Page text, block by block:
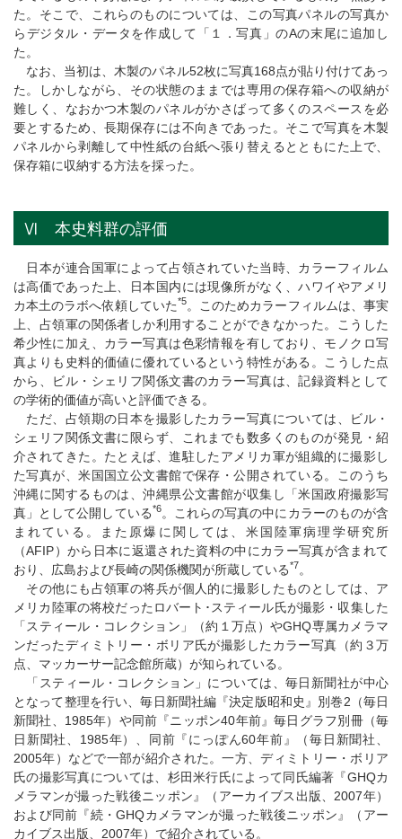
た。そこで、これらのものについては、この写真パネルの写真か
らデジタル・データを作成して「１．写真」のAの末尾に追加し
た。
なお、当初は、木製のパネル52枚に写真168点が貼り付けてあっ
た。しかしながら、その状態のままでは専用の保存箱への収納が
難しく、なおかつ木製のパネルがかさばって多くのスペースを必
要とするため、長期保存には不向きであった。そこで写真を木製
パネルから剥離して中性紙の台紙へ張り替えるとともにた上で、
保存箱に収納する方法を採った。
Ⅵ 本史料群の評価
日本が連合国軍によって占領されていた当時、カラーフィルム
は高価であった上、日本国内には現像所がなく、ハワイやアメリ
カ本土のラボへ依頼していた*5。このためカラーフィルムは、事実
上、占領軍の関係者しか利用することができなかった。こうした
希少性に加え、カラー写真は色彩情報を有しており、モノクロ写
真よりも史料的価値に優れているという特性がある。こうした点
から、ビル・シェリフ関係文書のカラー写真は、記録資料として
の学術的価値が高いと評価できる。
ただ、占領期の日本を撮影したカラー写真については、ビル・
シェリフ関係文書に限らず、これまでも数多くのものが発見・紹
介されてきた。たとえば、進駐したアメリカ軍が組織的に撮影し
た写真が、米国国立公文書館で保存・公開されている。このうち
沖縄に関するものは、沖縄県公文書館が収集し「米国政府撮影写
真」として公開している*6。これらの写真の中にカラーのものが含
まれている。また原爆に関しては、米国陸軍病理学研究所
（AFIP）から日本に返還された資料の中にカラー写真が含まれて
おり、広島および長崎の関係機関が所蔵している*7。
その他にも占領軍の将兵が個人的に撮影したものとしては、ア
メリカ陸軍の将校だったロバート･スティール氏が撮影・収集した
「スティール・コレクション」（約１万点）やGHQ専属カメラマ
ンだったディミトリー・ボリア氏が撮影したカラー写真（約３万
点、マッカーサー記念館所蔵）が知られている。
「スティール・コレクション」については、毎日新聞社が中心
となって整理を行い、毎日新聞社編『決定版昭和史』別巻2（毎日
新聞社、1985年）や同前『ニッポン40年前』毎日グラフ別冊（毎
日新聞社、1985年）、同前『にっぽん60年前』（毎日新聞社、
2005年）などで一部が紹介された。一方、ディミトリー・ボリア
氏の撮影写真については、杉田米行氏によって同氏編著『GHQカ
メラマンが撮った戦後ニッポン』（アーカイブス出版、2007年）
および同前『続・GHQカメラマンが撮った戦後ニッポン』（アー
カイブス出版、2007年）で紹介されている。